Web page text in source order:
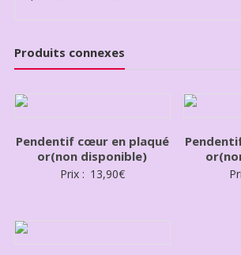
Produits connexes
Pendentif cœur en plaqué
or(non disponible)
Prix : 13,90€